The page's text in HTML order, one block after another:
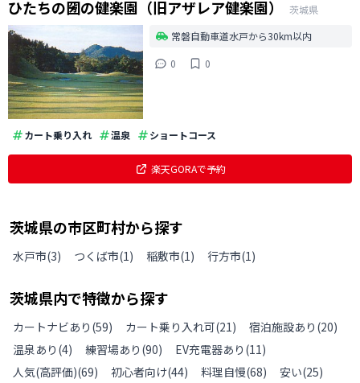
ひたちの圀の健楽園（旧アザレア健楽園）
茨城県
常磐自動車道水戸から30km以内
0
0
カート乗り入れ 温泉 ショートコース
楽天GORAで予約
茨城県の市区町村から探す
水戸市(3) つくば市(1) 稲敷市(1) 行方市(1)
茨城県内で特徴から探す
カートナビあり (59) カート乗り入れ可(21) 宿泊施設あり (20)
温泉あり (4) 練習場あり (90) EV充電器あり (11)
人気(高評価)(69) 初心者向け(44) 料理自慢(68) 安い(25)